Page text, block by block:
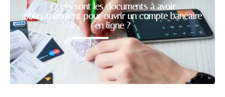
Quels sont les documents à avoir
obligatoirement pour ouvrir un compte bancaire
en ligne ?